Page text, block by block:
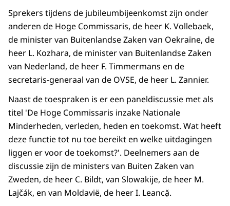
Sprekers tijdens de jubileumbijeenkomst zijn onder
anderen de Hoge Commissaris, de heer K. Vollebaek,
de minister van Buitenlandse Zaken van Oekraïne, de
heer L. Kozhara, de minister van Buitenlandse Zaken
van Nederland, de heer F. Timmermans en de
secretaris-generaal van de OVSE, de heer L. Zannier.
Naast de toespraken is er een paneldiscussie met als
titel 'De Hoge Commissaris inzake Nationale
Minderheden, verleden, heden en toekomst. Wat heeft
deze functie tot nu toe bereikt en welke uitdagingen
liggen er voor de toekomst?'. Deelnemers aan de
discussie zijn de ministers van Buiten Zaken van
Zweden, de heer C. Bildt, van Slowakije, de heer M.
Lajčák, en van Moldavië, de heer I. Leancặ.